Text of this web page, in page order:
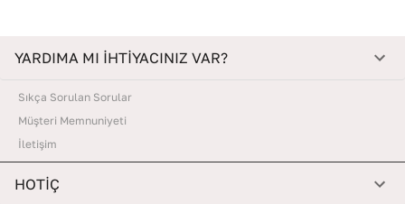
YARDIMA MI İHTİYACINIZ VAR?
Sıkça Sorulan Sorular
Müşteri Memnuniyeti
İletişim
HOTİÇ